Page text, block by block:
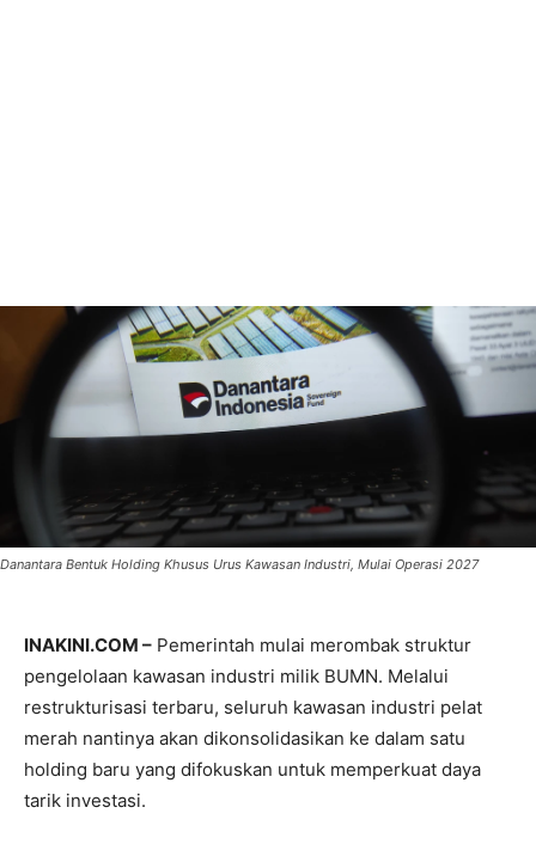
Danantara Bentuk Holding Khusus Urus Kawasan Industri, Mulai Operasi 2027
INAKINI.COM – Pemerintah mulai merombak struktur
pengelolaan kawasan industri milik BUMN. Melalui
restrukturisasi terbaru, seluruh kawasan industri pelat
merah nantinya akan dikonsolidasikan ke dalam satu
holding baru yang difokuskan untuk memperkuat daya
tarik investasi.